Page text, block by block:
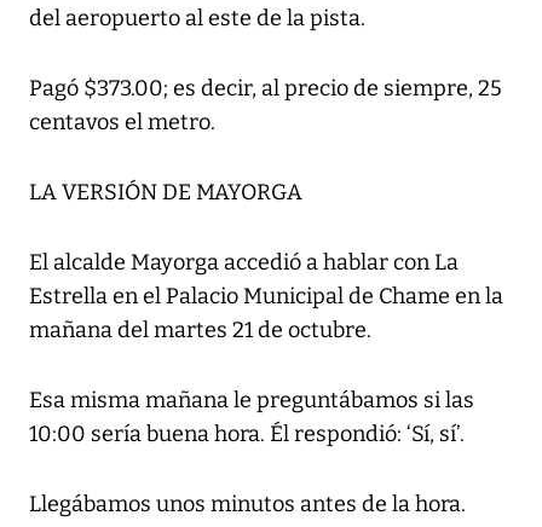
del aeropuerto al este de la pista.
Pagó $373.00; es decir, al precio de siempre, 25
centavos el metro.
LA VERSIÓN DE MAYORGA
El alcalde Mayorga accedió a hablar con La
Estrella en el Palacio Municipal de Chame en la
mañana del martes 21 de octubre.
Esa misma mañana le preguntábamos si las
10:00 sería buena hora. Él respondió: ‘Sí, sí’.
Llegábamos unos minutos antes de la hora.